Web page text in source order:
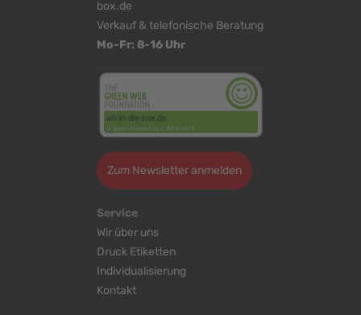
box.de
Verkauf & telefonische Beratung
Mo-Fr: 8-16 Uhr
Zum Newsletter anmelden
Service
Wir über uns
Druck Etiketten
Individualisierung
Kontakt